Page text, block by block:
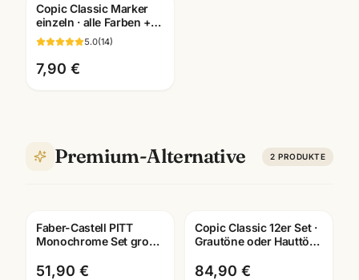
Copic Classic Marker
einzeln · alle Farben +
Blender ·
Künstlerbedarf
Mannheim
5.0(14)
7,90 €
Premium-Alternative 2 PRODUKTE
Faber-Castell PITT
Monochrome Set gross
Künstlerbedarf
51,90 €
Copic Classic 12er Set ·
Grautöne oder Hauttöne
& Manga
84,90 €